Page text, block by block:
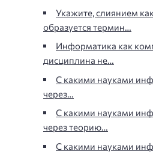
Укажите, слиянием
образуется термин…
Информатика как
дисциплина не…
С какими науками
через…
С какими науками
через теорию…
С какими науками